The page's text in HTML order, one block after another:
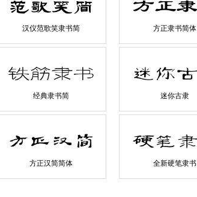
汉仪范歌笑隶书简 方正隶书简体
经典隶书简 迷你古隶
方正汉简简体 全新硬笔隶书